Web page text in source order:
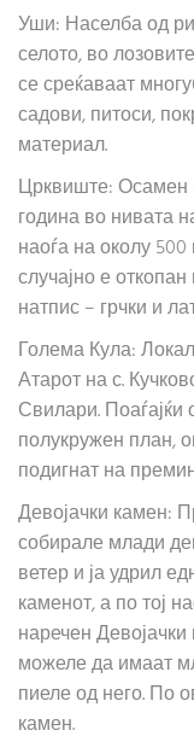
Уши: Населба од
селото, во
се среќаваат
садови, питоси,
материал.
Црквиште: Осамен
година во нивата
наоѓа на околу
случајно е
натпис – грчки и
Голема Кула:
Атарот на с.
Свилари. Поаѓајќи
полукружен план,
подигнат на
Девојачки камен:
собирале млади
ветер и ја удрил
каменот, а по тој
наречен
можеле да имаат
пиеле од него. По
камен.